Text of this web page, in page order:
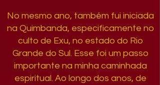
No mesmo ano, também fui iniciada
na Quimbanda, especificamente no
culto de Exu, no estado do Rio
Grande do Sul. Esse foi um passo
importante na minha caminhada
espiritual. Ao longo dos anos, de